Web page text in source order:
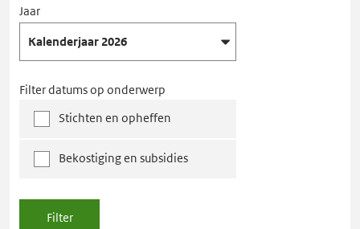
Jaar
Filter datums op onderwerp
Stichten en opheffen
Bekostiging en subsidies
Filter